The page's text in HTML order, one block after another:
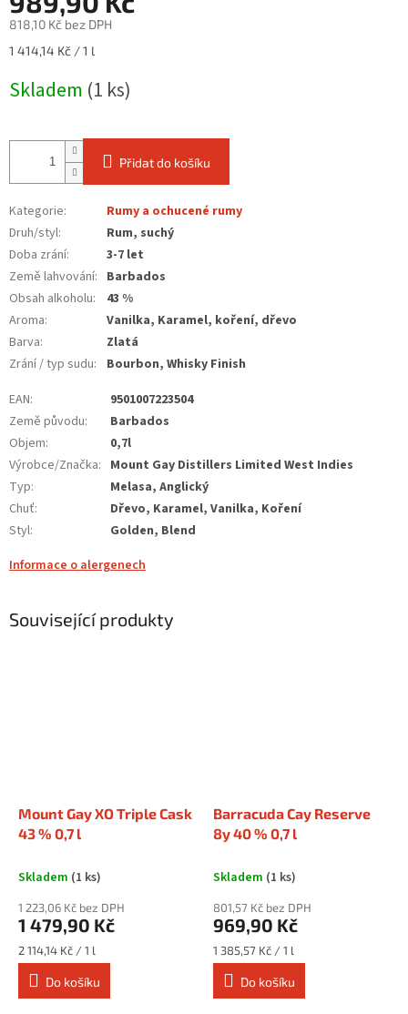
818,10 Kč bez DPH
Měrná
1 414,14 Kč / 1 l
Skladem (1 ks)
Přidat do košíku
Kategorie:
Rumy a ochucené rumy
Druh/styl:
Rum, suchý
Doba zrání:
3-7 let
Země lahvování: Barbados
Obsah alkoholu:
43 %
Aroma:
Vanilka, Karamel, koření, dřevo
Barva:
Zlatá
Zrání / typ sudu:
Bourbon, Whisky Finish
EAN:
9501007223504
Země původu:
Barbados
Objem:
0,7l
Výrobce/Značka: Mount Gay Distillers Limited West Indies
Typ:
Melasa, Anglický
Chuť:
Dřevo, Karamel, Vanilka, Koření
Styl:
Golden, Blend
Informace o alergenech
Související produkty
Mount Gay XO Triple Cask
43 % 0,7 l
Skladem (1 ks)
1 223,06 Kč bez DPH
1 479,90 Kč
Měrná
cena:
2 114,14 Kč / 1 l
Do košíku
Barracuda Cay Reserve
8y 40 % 0,7 l
Skladem (1 ks)
801,57 Kč bez DPH
969,90 Kč
Měrná
cena:
1 385,57 Kč / 1 l
Do košíku